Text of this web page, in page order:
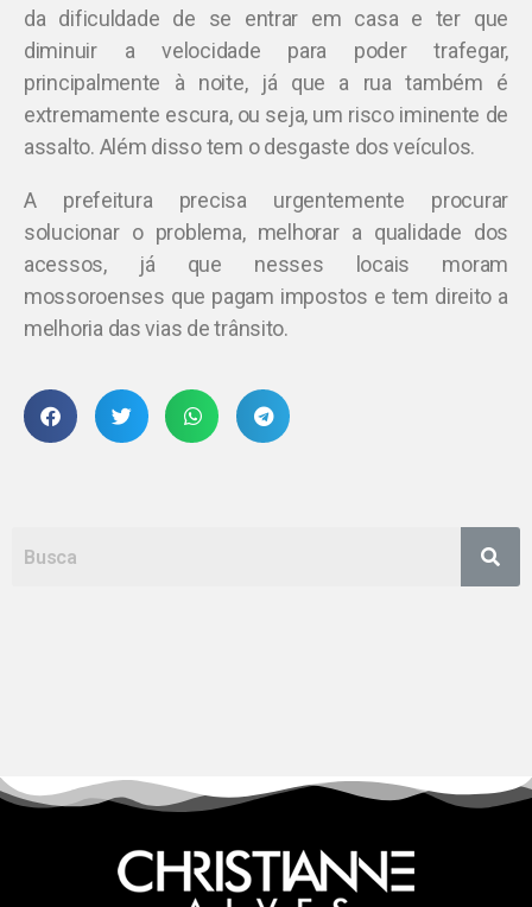
da dificuldade de se entrar em casa e ter que
diminuir a velocidade para poder trafegar,
principalmente à noite, já que a rua também é
extremamente escura, ou seja, um risco iminente de
assalto. Além disso tem o desgaste dos veículos.
A prefeitura precisa urgentemente procurar
solucionar o problema, melhorar a qualidade dos
acessos, já que nesses locais moram
mossoroenses que pagam impostos e tem direito a
melhoria das vias de trânsito.